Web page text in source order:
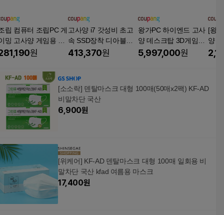
립 컴퓨터 조립PC 게
밍 고사양 게임용 본
롤 오버워치 메이플
아블로 피파 로아 마
크래프트 로블록스
라이즌 컴퓨터본체
원
고사양 i7 갓성비 초고
속 SSD장착 디아블로4
배그 롤 피파4 오버워
체 PC
413,370원
왕가PC 하이엔드 고사
양 데스크탑 3D게임용
더 파이널스 배그 풀옵
5,997,000원
[왕
양
더
[소소락] 덴탈마스크 대형 100매(50매x2팩) KF-AD
비말차단 국산
6,900원
[위케어] KF-AD 덴탈마스크 대형 100매 일회용 비
말차단 국산 kfad 여름용 마스크
17,400원